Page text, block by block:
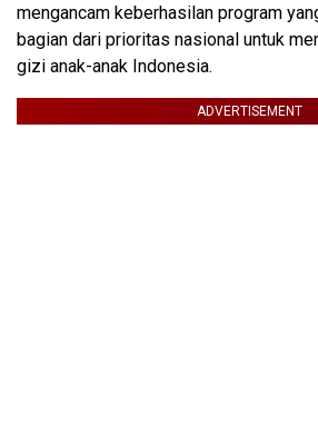
mengancam keberhasilan program
bagian dari prioritas nasional untuk
gizi anak-anak Indonesia.
ADVERTISEMENT